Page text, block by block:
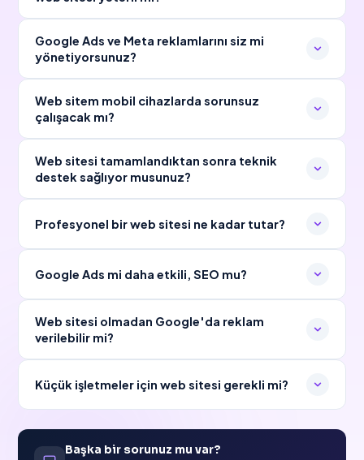
Google Ads ve Meta reklamlarını siz mi
yönetiyorsunuz?
Web sitem mobil cihazlarda sorunsuz
çalışacak mı?
Web sitesi tamamlandıktan sonra teknik
destek sağlıyor musunuz?
Profesyonel bir web sitesi ne kadar tutar?
Google Ads mi daha etkili, SEO mu?
Web sitesi olmadan Google'da reklam
verilebilir mi?
Küçük işletmeler için web sitesi gerekli mi?
Başka bir sorunuz mu var?